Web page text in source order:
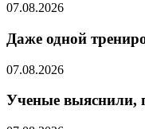
07.08.2026
Даже одной
07.08.2026
Ученые выяснили,